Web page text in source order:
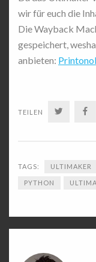
wir für euch die
Die Wayback
gespeichert,
anbieten:
TEILEN
TAGS: ULTIMAKER
PYTHON